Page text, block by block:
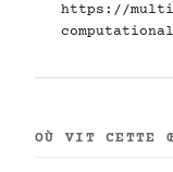
https://
OÙ VIT CETTE